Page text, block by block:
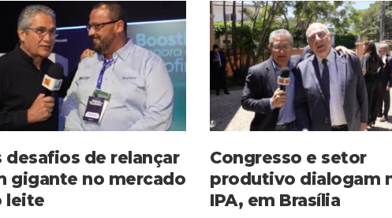
desafios de relançar
gigante no mercado
leite
Congresso e setor
produtivo dialogam
IPA, em Brasília